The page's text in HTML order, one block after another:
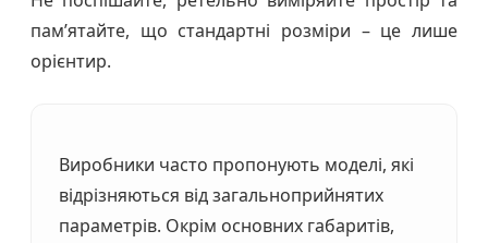
пам’ятайте, що стандартні розміри – це лише
орієнтир.
Виробники часто пропонують моделі, які
відрізняються від загальноприйнятих
параметрів. Окрім основних габаритів,